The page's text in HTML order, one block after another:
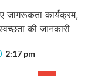
2:17 pm